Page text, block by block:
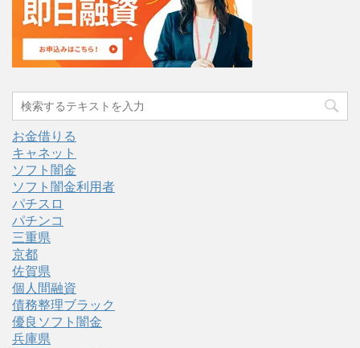
お金借りる
キャネット
ソフト闇金
ソフト闇金利用者
パチスロ
パチンコ
三重県
京都
佐賀県
個人間融資
債務整理ブラック
優良ソフト闇金
兵庫県